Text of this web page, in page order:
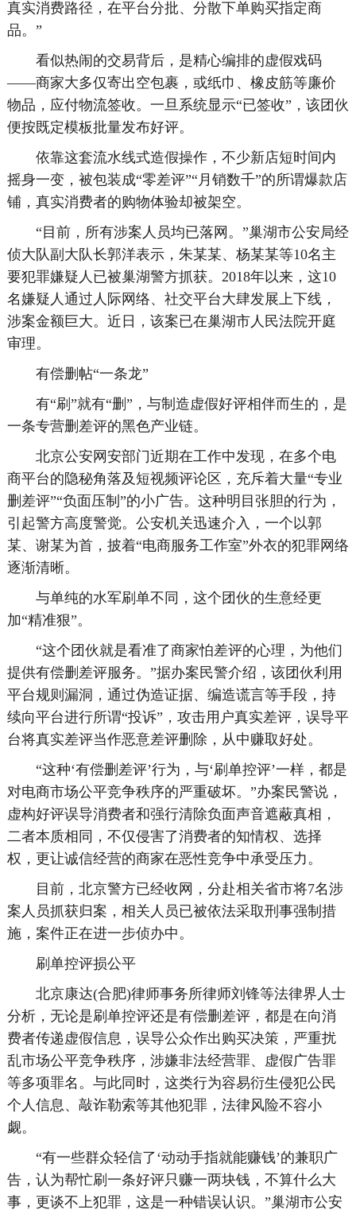
真实消费路径，在平台分批、分散下单购买指定商
品。”
看似热闹的交易背后，是精心编排的虚假戏码
——商家大多仅寄出空包裹，或纸巾、橡皮筋等廉价
物品，应付物流签收。一旦系统显示“已签收”，该团伙
便按既定模板批量发布好评。
依靠这套流水线式造假操作，不少新店短时间内
摇身一变，被包装成“零差评”“月销数千”的所谓爆款店
铺，真实消费者的购物体验却被架空。
“目前，所有涉案人员均已落网。”巢湖市公安局经
侦大队副大队长郭洋表示，朱某某、杨某某等10名主
要犯罪嫌疑人已被巢湖警方抓获。2018年以来，这10
名嫌疑人通过人际网络、社交平台大肆发展上下线，
涉案金额巨大。近日，该案已在巢湖市人民法院开庭
审理。
有偿删帖“一条龙”
有“刷”就有“删”，与制造虚假好评相伴而生的，是
一条专营删差评的黑色产业链。
北京公安网安部门近期在工作中发现，在多个电
商平台的隐秘角落及短视频评论区，充斥着大量“专业
删差评”“负面压制”的小广告。这种明目张胆的行为，
引起警方高度警觉。公安机关迅速介入，一个以郭
某、谢某为首，披着“电商服务工作室”外衣的犯罪网络
逐渐清晰。
与单纯的水军刷单不同，这个团伙的生意经更
加“精准狠”。
“这个团伙就是看准了商家怕差评的心理，为他们
提供有偿删差评服务。”据办案民警介绍，该团伙利用
平台规则漏洞，通过伪造证据、编造谎言等手段，持
续向平台进行所谓“投诉”，攻击用户真实差评，误导平
台将真实差评当作恶意差评删除，从中赚取好处。
“这种‘有偿删差评’行为，与‘刷单控评’一样，都是
对电商市场公平竞争秩序的严重破坏。”办案民警说，
虚构好评误导消费者和强行清除负面声音遮蔽真相，
二者本质相同，不仅侵害了消费者的知情权、选择
权，更让诚信经营的商家在恶性竞争中承受压力。
目前，北京警方已经收网，分赴相关省市将7名涉
案人员抓获归案，相关人员已被依法采取刑事强制措
施，案件正在进一步侦办中。
刷单控评损公平
北京康达(合肥)律师事务所律师刘锋等法律界人士
分析，无论是刷单控评还是有偿删差评，都是在向消
费者传递虚假信息，误导公众作出购买决策，严重扰
乱市场公平竞争秩序，涉嫌非法经营罪、虚假广告罪
等多项罪名。与此同时，这类行为容易衍生侵犯公民
个人信息、敲诈勒索等其他犯罪，法律风险不容小
觑。
“有一些群众轻信了‘动动手指就能赚钱’的兼职广
告，认为帮忙刷一条好评只赚一两块钱，不算什么大
事，更谈不上犯罪，这是一种错误认识。”巢湖市公安